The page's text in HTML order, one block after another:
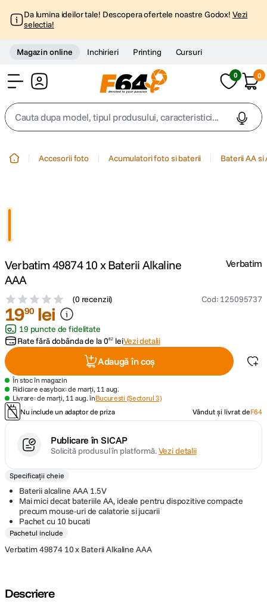
Da lumina ideilor tale! Descopera ofertele noastre Godox! Vezi
selectia!
Magazin online Inchirieri Printing Cursuri
0 0
Cauta dupa model, tipul produsului, caracteristici...
4. peak design
canon sx740 hs
lavaliera
card memorie
8. ulanzi
9 insta 360
10. godox
Accesorii foto Acumulatori foto si baterii Baterii AA si
Verbatim 49874 10 x Baterii Alkaline
AAA
(0 recenzii) Cod: 125095737
Verbatim
1990 lei
19 puncte de fidelitate
Rate fără dobânda de la082 leiVezi detalii
Adaugă în coș
În stoc în magazin
Ridicare easybox: de marți, 11 aug.
Livrare: de marți, 11 aug. înBucuresti (Sectorul 3)
Nu include un adaptor de priza
Vândut și livrat deF64
Publicare în SICAP
Solicită produsul în platformă.Vezi detalii
Specificații cheie
Baterii alcaline AAA 1.5V
Mai mici decat bateriile AA, ideale pentru dispozitive compacte
precum mouse-uri de calatorie si jucarii
Pachet cu 10 bucati
Pachetul include
Verbatim 49874 10 x Baterii Alkaline AAA
Descriere